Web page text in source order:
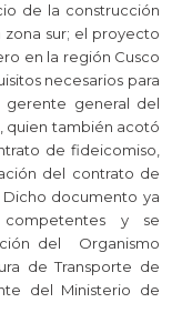
de la construcción
sur; el proyecto
en la región Cusco
necesarios para
gerente general del
quien también acotó
de fideicomiso,
del contrato de
documento ya
y se
del Organismo
de Transporte de
del Ministerio de